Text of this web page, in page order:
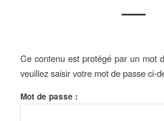
Ce contenu est protégé par un mot
veuillez saisir votre mot de passe ci-
Mot de passe :